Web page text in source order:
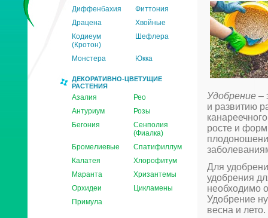
Диффенбахия
Фиттония
Драцена
Хвойные
Кодиеум
(Кротон)
Шефлера
Монстера Юкка
ДЕКОРАТИВНО-ЦВЕТУЩИЕ
РАСТЕНИЯ
Азалия
Рео
Антуриум
Розы
Бегония
Сенполия
(Фиалка)
Бромелиевые
Спатифиллум
Калатея
Хлорофитум
Маранта
Хризантемы
Орхидеи
Цикламены
Примула
Удобрение –
и развитию
росте и
Для
удобрения
необходимо
Удобрение
весна и лето.